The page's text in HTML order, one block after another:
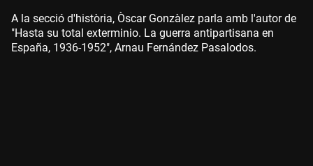
A la secció d'història, Òscar Gonzàlez parla amb l'autor de
"Hasta su total exterminio. La guerra antipartisana en
España, 1936-1952", Arnau Fernández Pasalodos.